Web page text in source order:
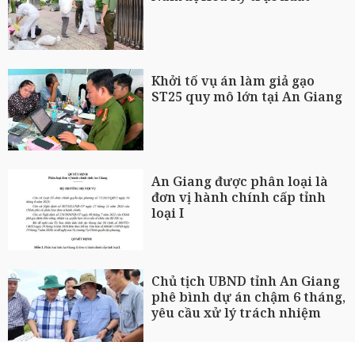
Khởi tố vụ án làm giả gạo
ST25 quy mô lớn tại An Giang
An Giang được phân loại là
đơn vị hành chính cấp tỉnh
loại I
Chủ tịch UBND tỉnh An Giang
phê bình dự án chậm 6 tháng,
yêu cầu xử lý trách nhiệm